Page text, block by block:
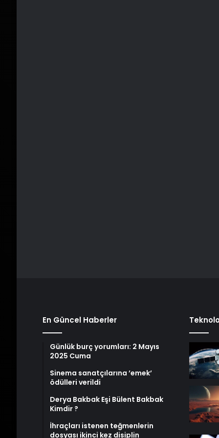
En Güncel Haberler
Günlük burç yorumları: 2 Mayıs
2025 Cuma
Sinema sanatçılarına ’emek’
ödülleri verildi
Derya Bakbak Eşi Bülent Bakbak
Kimdir ?
İhraçları istenen teğmenlerin
dosyası ikinci kez disiplin